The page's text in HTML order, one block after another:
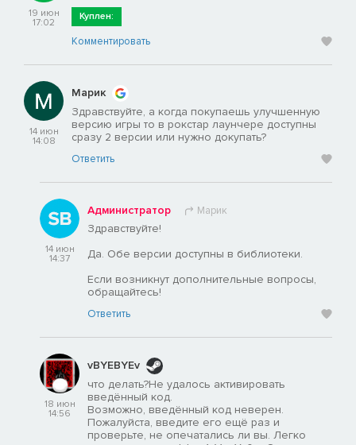
19 июн
17:02
Куплен:
Комментировать
14 июн
14:08
Марик
Здравствуйте, а когда покупаешь улучшенную
версию игры то в рокстар лаунчере доступны
сразу 2 версии или нужно докупать?
Ответить
14 июн
14:37
Администратор Марик
Здравствуйте!
Да. Обе версии доступны в библиотеки.
Если возникнут дополнительные вопросы,
обращайтесь!
Ответить
18 июн
14:56
vBYEBYEv
что делать?Не удалось активировать
введённый код.
Возможно, введённый код неверен.
Пожалуйста, введите его ещё раз и
проверьте, не опечатались ли вы. Легко